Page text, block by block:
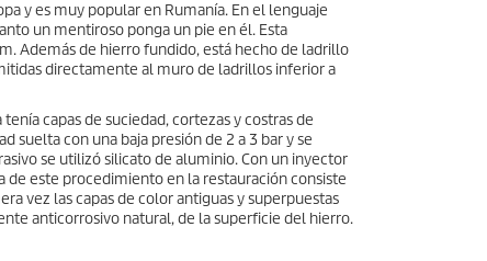
y es muy popular en Rumanía. En el lenguaje
un mentiroso ponga un pie en él. Esta
Además de hierro fundido, está hecho de ladrillo
directamente al muro de ladrillos inferior a
capas de suciedad, cortezas y costras de
suelta con una baja presión de 2 a 3 bar y se
se utilizó silicato de aluminio. Con un inyector
de este procedimiento en la restauración consiste
vez las capas de color antiguas y superpuestas
anticorrosivo natural, de la superficie del hierro.